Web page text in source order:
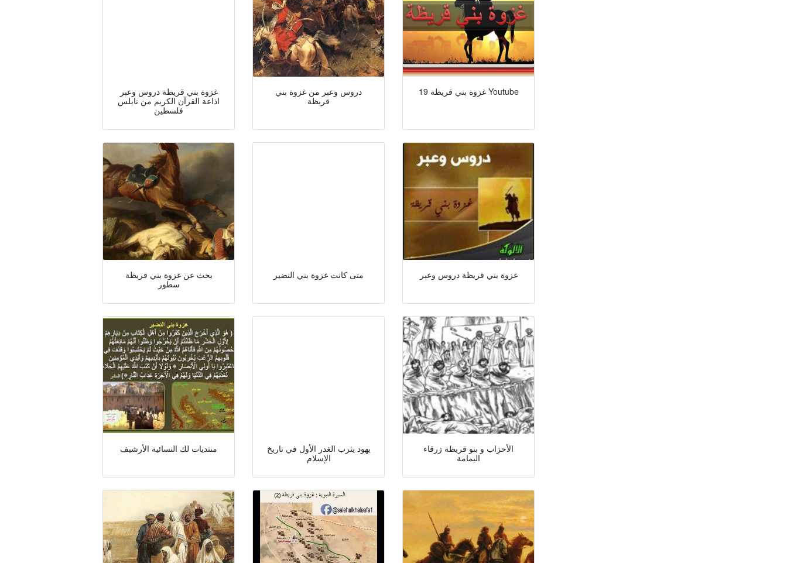
غزوة بني قريظة دروس وعبر
اذاعة القرآن الكريم من نابلس
فلسطين
دروس وعبر من غزوة بني
قريظة
19 غزوة بني قريظة Youtube
بحث عن غزوة بني قريظة
سطور
متى كانت غزوة بني النضير غزوة بني قريظة دروس وعبر
منتديات لك النسائية الأرشيف
يهود يثرب الغدر الأول في تاريخ
الإسلام
الأحزاب و بنو قريظة زرقاء
اليمامة